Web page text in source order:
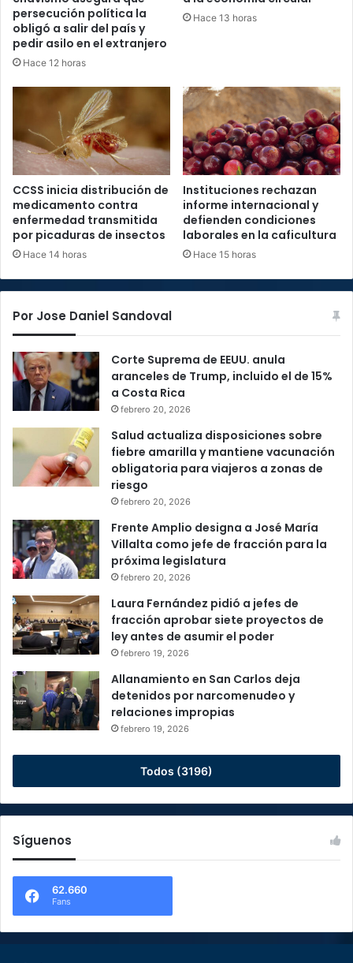
persecución política la
obligó a salir del país y
pedir asilo en el extranjero
Hace 12 horas
Hace 13 horas
CCSS inicia distribución de
medicamento contra
enfermedad transmitida
por picaduras de insectos
Hace 14 horas
Instituciones rechazan
informe internacional y
defienden condiciones
laborales en la caficultura
Hace 15 horas
Por Jose Daniel Sandoval
Corte Suprema de EEUU. anula
aranceles de Trump, incluido el de 15%
a Costa Rica
febrero 20, 2026
Salud actualiza disposiciones sobre
fiebre amarilla y mantiene vacunación
obligatoria para viajeros a zonas de
riesgo
febrero 20, 2026
Frente Amplio designa a José María
Villalta como jefe de fracción para la
próxima legislatura
febrero 20, 2026
Laura Fernández pidió a jefes de
fracción aprobar siete proyectos de
ley antes de asumir el poder
febrero 19, 2026
Allanamiento en San Carlos deja
detenidos por narcomenudeo y
relaciones impropias
febrero 19, 2026
Todos (3196)
Síguenos
62.660
Fans